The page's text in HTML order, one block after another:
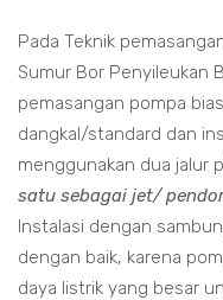
Pada Teknik
Sumur Bor Penyileukan
pemasangan pompa
dangkal/standard dan
menggunakan dua jalur
satu sebagai jet/
Instalasi dengan
dengan baik, karena
daya listrik yang besar